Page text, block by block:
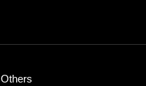
Others